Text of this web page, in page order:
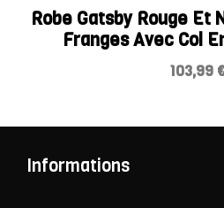
Robe Gatsby Rouge Et
Franges Avec Col
103,99
Informations